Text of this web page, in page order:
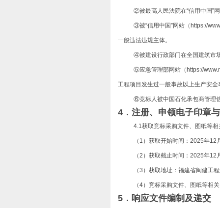
②被最高人民法院在“信用中国”
③被“信用中国”网站 （ https://
一般违法违规主体。
④被建设行政部门在全国建筑市
⑤应急管理部网站（https://
工程项目发生过一般事故以上生产安
⑥竞标人被中国石化承包商管理
4． 注册、申领电子印章
4.1获取竞标采购文件、图纸等
（ 1）获取开始时间： 2025年12
（2） 获取截止时间：2025年12
（3）获取地址： 福建省闽建工
（4）竞标采购文件、图纸等相
5． 响应文件编制及递交